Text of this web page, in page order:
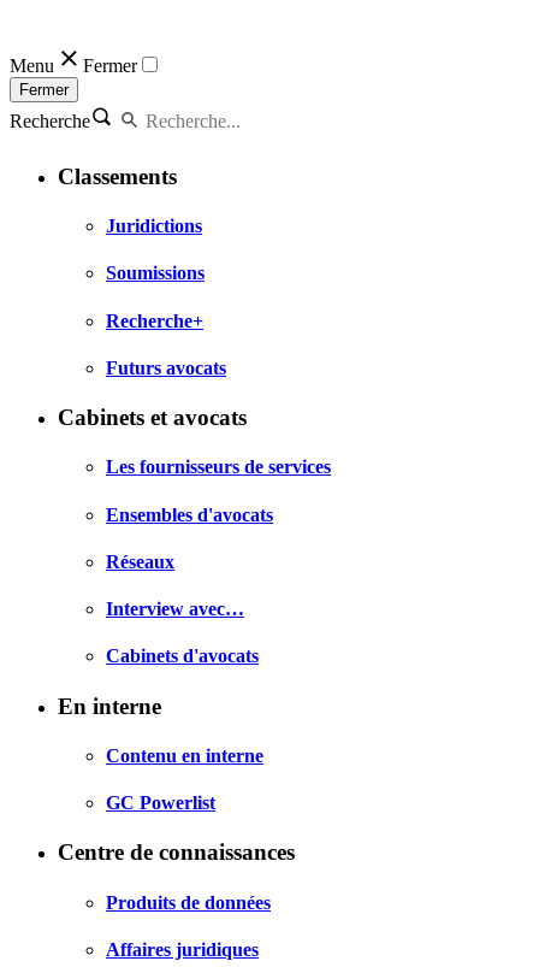
Menu Fermer
Fermer
Recherche
Classements
Juridictions
Soumissions
Recherche+
Futurs avocats
Cabinets et avocats
Les fournisseurs de services
Ensembles d'avocats
Réseaux
Interview avec…
Cabinets d'avocats
En interne
Contenu en interne
GC Powerlist
Centre de connaissances
Produits de données
Affaires juridiques